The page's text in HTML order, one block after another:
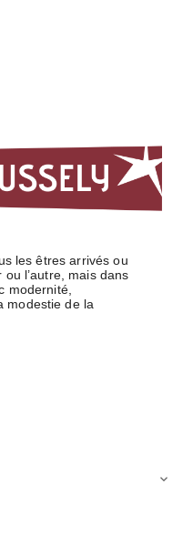
les êtres arrivés ou
l’autre, mais dans
modernité,
modestie de la
